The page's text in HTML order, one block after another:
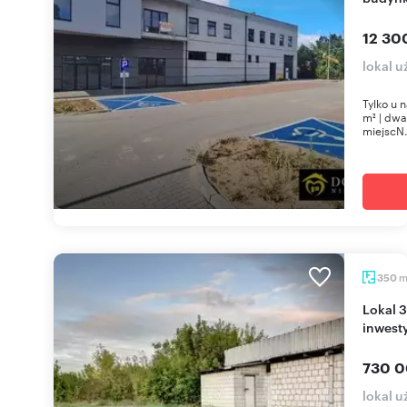
12
lokal
Tylko u
m² |
350 m
Lokal 350 m² z dużą działką i potencjałem
730
lokal